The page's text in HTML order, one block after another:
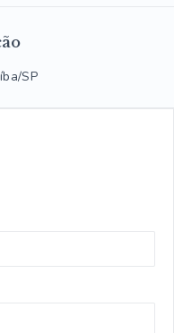
SP